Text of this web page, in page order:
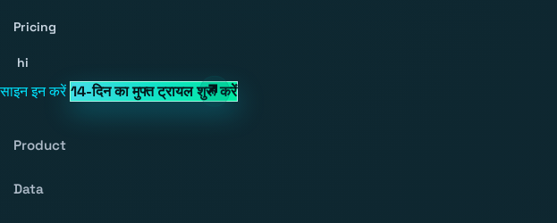
Pricing
hi
साइन इन करें 14-दिन का मुफ्त ट्रायल शुरू करें
Product
Data